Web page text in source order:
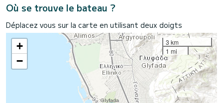
Où se trouve le bateau ?
Déplacez vous sur la carte en utilisant deux doigts
+
−
3 km
1 mi